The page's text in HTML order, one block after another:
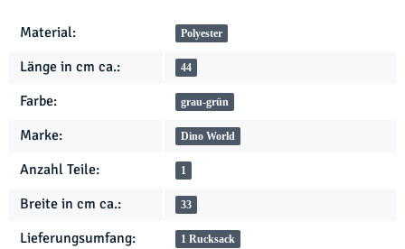
Produkteigenschaft
Wert
Material: Polyester
Länge in cm ca.: 44
Farbe: grau-grün
Marke: Dino World
Anzahl Teile: 1
Breite in cm ca.: 33
Lieferungsumfang: 1 Rucksack